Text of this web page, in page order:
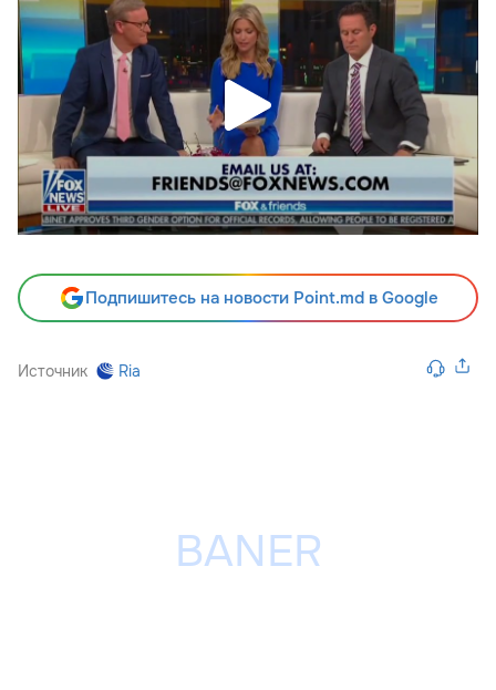
Подпишитесь на новости Point.md в Google
Источник Ria